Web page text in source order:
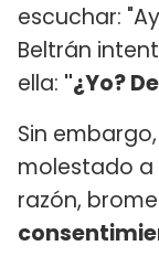
escuchar:
Beltrán
ella: "¿Yo?
Sin embargo,
molestado a
razón,